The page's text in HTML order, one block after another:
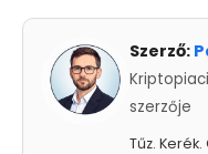
Szerző:
szerzője
Tűz.